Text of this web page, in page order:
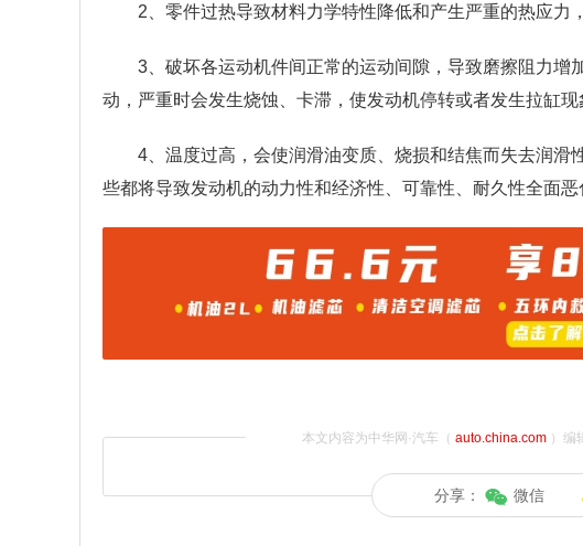
2、零件过热导致材料力学特性降低和产生严重的热应力
3、破坏各运动机件间正常的运动间隙，导致磨擦阻力增
动，严重时会发生烧蚀、卡滞，使发动机停转或者发生拉缸现
4、温度过高，会使润滑油变质、烧损和结焦而失去润
些都将导致发动机的动力性和经济性、可靠性、耐久性全面恶
本文内容为中华网·汽车（ auto.china.com）编
分享： 微信